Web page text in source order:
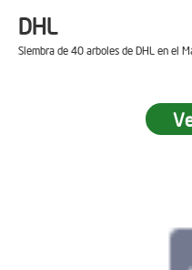
DHL
Siembra de 40 arboles de DHL en el